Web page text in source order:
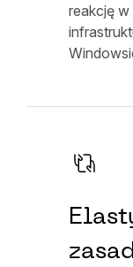
reakcję w